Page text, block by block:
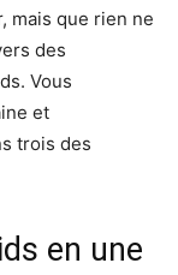
mais que rien ne
des
Vous
et
trois des
en une